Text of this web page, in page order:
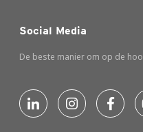
Social Media
De beste manier om op de